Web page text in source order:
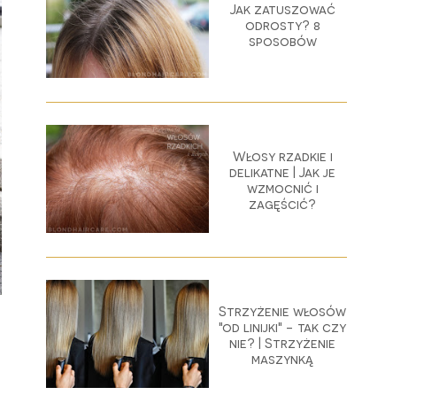
Jak zatuszować
odrosty? 8
sposobów
Włosy rzadkie i
delikatne | Jak je
wzmocnić i
zagęścić?
Strzyżenie włosów
"od linijki" - tak czy
nie? | Strzyżenie
maszynką